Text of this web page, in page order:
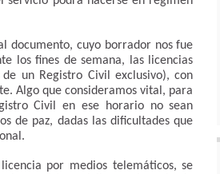
documento, cuyo borrador nos fue
los fines de semana, las licencias
un Registro Civil exclusivo), con
Algo que consideramos vital, para
Civil en ese horario no sean
de paz, dadas las dificultades que
por medios telemáticos, se